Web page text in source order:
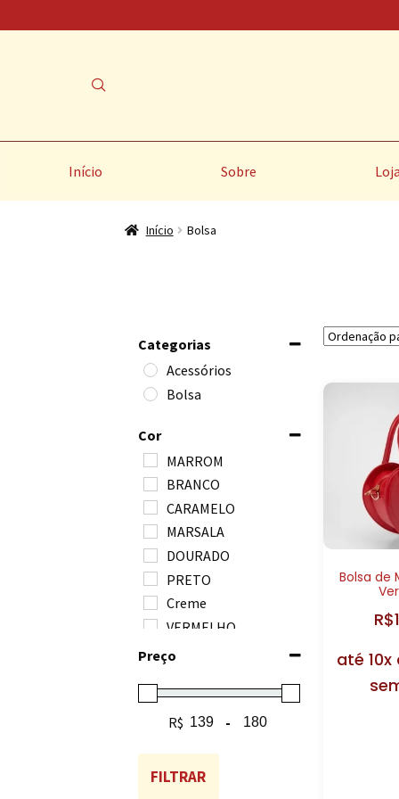
Início Sobre
Início Bolsa
Categorias
Acessórios
Bolsa
Cor
MARROM
BRANCO
CARAMELO
MARSALA
DOURADO
PRETO
Creme
VERMELHO
Preço
R$
Minimum Price
-
Maximum Price
FILTRAR
Bolsa de
R$
até